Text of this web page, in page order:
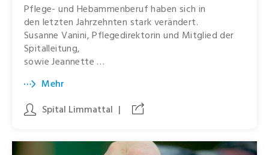
Pflege- und Hebammenberuf haben sich in
den letzten Jahrzehnten stark verändert.
Susanne Vanini, Pflegedirektorin und Mitglied der
Spitalleitung,
sowie Jeannette …
Mehr
Spital Limmattal |